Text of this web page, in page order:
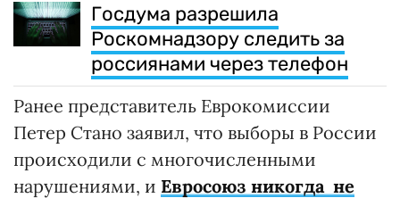
Госдума разрешила
Роскомнадзору следить за
россиянами через телефон
Ранее представитель Еврокомиссии
Петер Стано заявил, что выборы в России
происходили с многочисленными
нарушениями, и Евросоюз никогда не